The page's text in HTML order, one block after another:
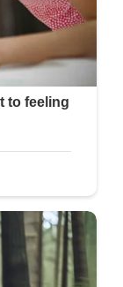
મારતા
નિધન…